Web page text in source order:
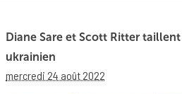
Diane Sare et Scott Ritter
ukrainien
mercredi 24 août 2022